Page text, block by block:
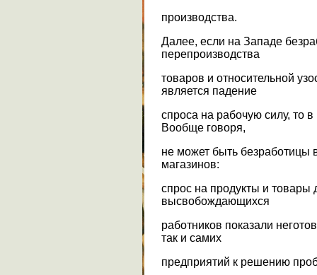
производства.
Далее, если на Западе
перепроизводства
товаров и относительной
является падение
спроса на рабочую силу, то
Вообще говоря,
не может быть безработицы
магазинов:
спрос на продукты и товары
высвобождающихся
работников показали
так и самих
предприятий к решению